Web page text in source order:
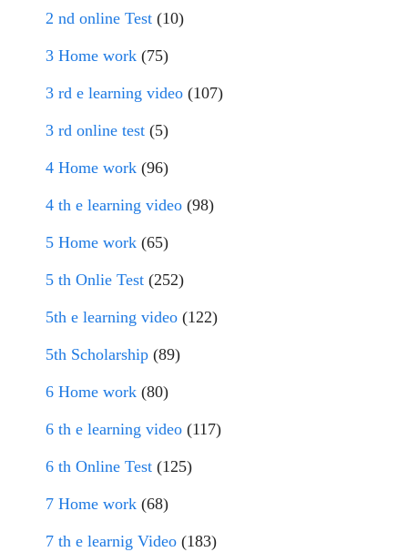
2 nd online Test (10)
3 Home work (75)
3 rd e learning video (107)
3 rd online test (5)
4 Home work (96)
4 th e learning video (98)
5 Home work (65)
5 th Onlie Test (252)
5th e learning video (122)
5th Scholarship (89)
6 Home work (80)
6 th e learning video (117)
6 th Online Test (125)
7 Home work (68)
7 th e learnig Video (183)